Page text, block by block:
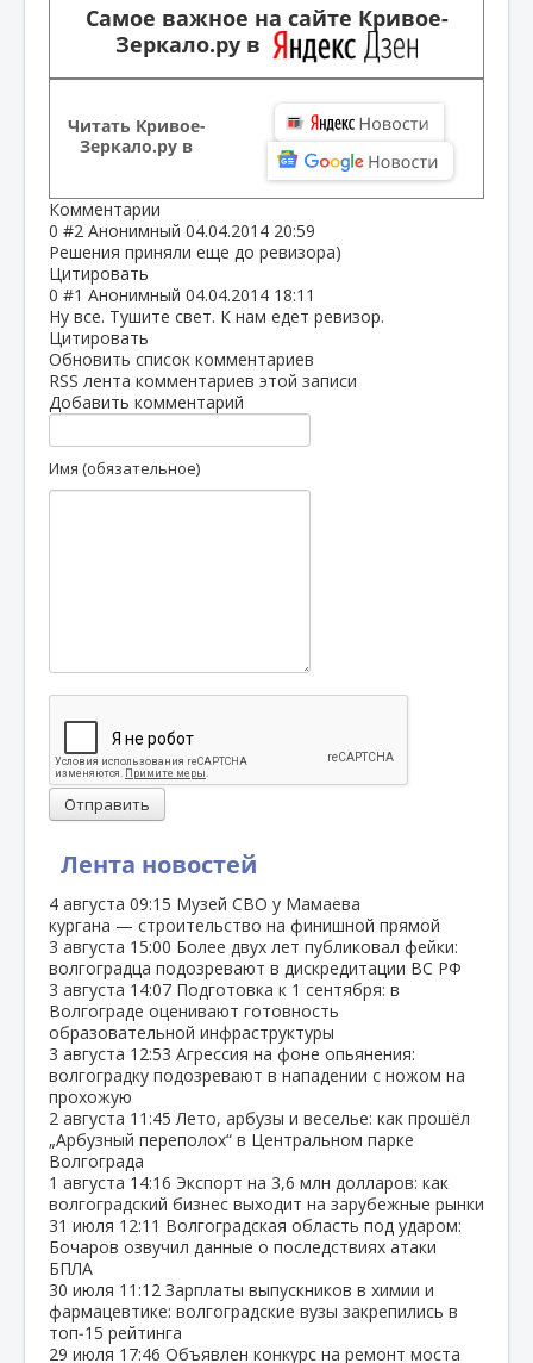
Лента новостей
4 августа 09:15 Музей СВО у Мамаева
кургана — строительство на финишной прямой
3 августа 15:00 Более двух лет публиковал фейки:
волгоградца подозревают в дискредитации ВС РФ
3 августа 14:07 Подготовка к 1 сентября: в
Волгограде оценивают готовность
образовательной инфраструктуры
3 августа 12:53 Агрессия на фоне опьянения:
волгоградку подозревают в нападении с ножом на
прохожую
2 августа 11:45 Лето, арбузы и веселье: как прошёл
„Арбузный переполох“ в Центральном парке
Волгограда
1 августа 14:16 Экспорт на 3,6 млн долларов: как
волгоградский бизнес выходит на зарубежные рынки
31 июля 12:11 Волгоградская область под ударом:
Бочаров озвучил данные о последствиях атаки
БПЛА
30 июля 11:12 Зарплаты выпускников в химии и
фармацевтике: волгоградские вузы закрепились в
топ‑15 рейтинга
29 июля 17:46 Объявлен конкурс на ремонт моста
Самое важное на сайте Кривое-
Зеркало.ру в
Читать Кривое-
Зеркало.ру в
Комментарии
0 #2 Анонимный 04.04.2014 20:59
Решения приняли еще до ревизора)
Цитировать
0 #1 Анонимный 04.04.2014 18:11
Ну все. Тушите свет. К нам едет ревизор.
Цитировать
Обновить список комментариев
RSS лента комментариев этой записи
Добавить комментарий
Имя (обязательное)
Отправить